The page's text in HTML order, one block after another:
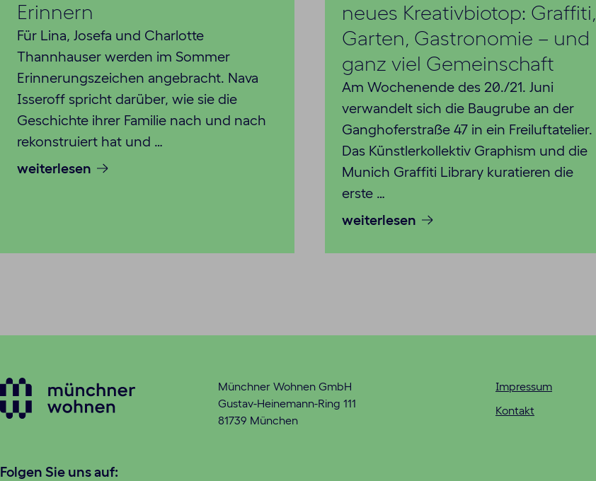
Erinnern
Für Lina, Josefa und Charlotte
Thannhauser werden im Sommer
Erinnerungszeichen angebracht. Nava
Isseroff spricht darüber, wie sie die
Geschichte ihrer Familie nach und nach
rekonstruiert hat und …
weiterlesen
neues Kreativbiotop: Graffiti,
Garten, Gastronomie – und
ganz viel Gemeinschaft
Am Wochenende des 20./21. Juni
verwandelt sich die Baugrube an der
Ganghoferstraße 47 in ein Freiluftatelier.
Das Künstlerkollektiv Graphism und die
Munich Graffiti Library kuratieren die
erste …
weiterlesen
Folgen Sie uns auf:
Münchner Wohnen GmbH
Gustav-Heinemann-Ring 111
81739 München
Impressum
Kontakt